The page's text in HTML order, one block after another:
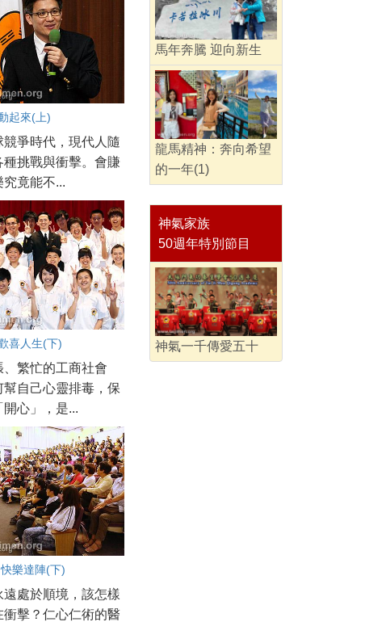
起來(上)
競爭時代，現代人隨
種挑戰與衝擊。會賺
竟能不...
喜人生(下)
、繁忙的工商社會
幫自己心靈排毒，保
開心」，是...
樂達陣(下)
遠處於順境，該怎樣
衝擊？仁心仁術的醫
馬年奔騰 迎向新生
龍馬精神：奔向希望
的一年(1)
神氣家族
50週年特別節目
神氣一千傳愛五十